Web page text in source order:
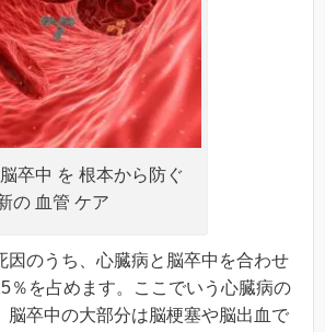
卒中 を 根本から防ぐ
の 血管 ケア
因のうち、心臓病と脳卒中を合わせ
％を占めます。ここでいう心臓病の
脳卒中の大部分は脳梗塞や脳出血で